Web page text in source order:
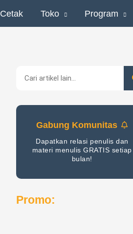
Cetak Toko Program
Gabung Komunitas
Dapatkan relasi penulis dan
materi menulis GRATIS setiap
bulan!
Promo: